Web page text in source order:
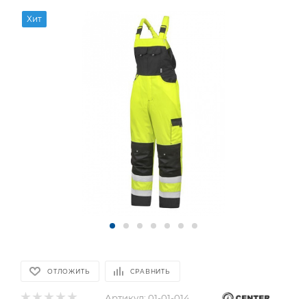
Хит
ОТЛОЖИТЬ СРАВНИТЬ